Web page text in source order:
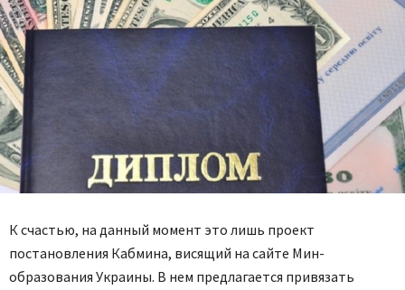
К счастью, на данный момент это лишь проект
постановления Кабмина, висящий на сайте Мин­
образования Украины. В нем предлагается привязать